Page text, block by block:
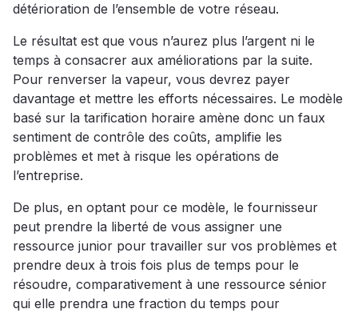
détérioration de l’ensemble de votre réseau.
Le résultat est que vous n’aurez plus l’argent ni le
temps à consacrer aux améliorations par la suite.
Pour renverser la vapeur, vous devrez payer
davantage et mettre les efforts nécessaires. Le modèle
basé sur la tarification horaire amène donc un faux
sentiment de contrôle des coûts, amplifie les
problèmes et met à risque les opérations de
l’entreprise.
De plus, en optant pour ce modèle, le fournisseur
peut prendre la liberté de vous assigner une
ressource junior pour travailler sur vos problèmes et
prendre deux à trois fois plus de temps pour le
résoudre, comparativement à une ressource sénior
qui elle prendra une fraction du temps pour